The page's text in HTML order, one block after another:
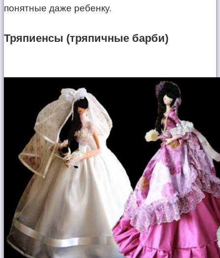
понятные даже ребенку.
Тряпиенсы (тряпичные барби)